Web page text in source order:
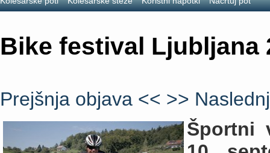
Bike festival Ljubljana
Prejšnja objava << >>
Športni